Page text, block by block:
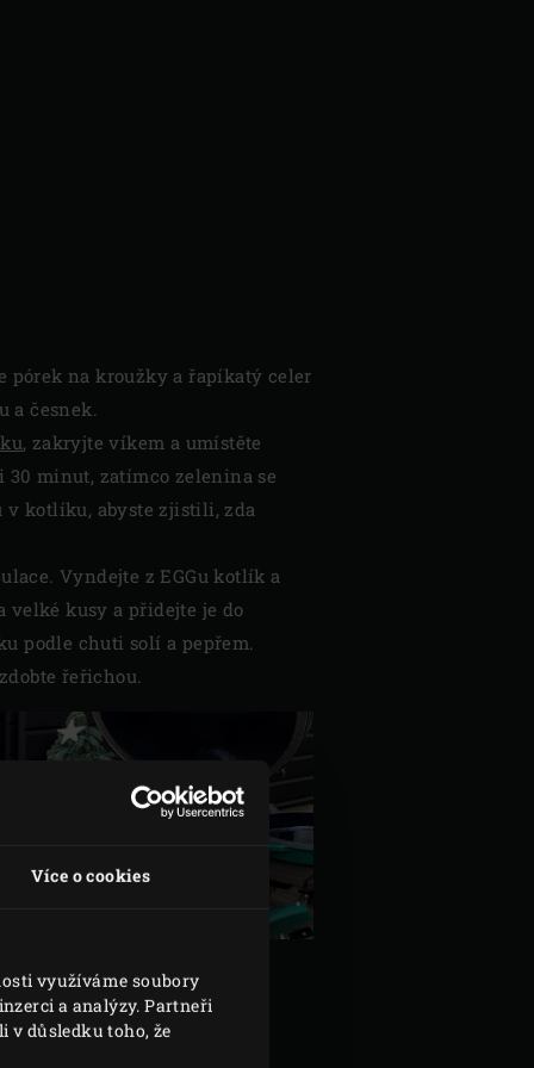
Více o cookies
využíváme soubory
a analýzy. Partneři
důsledku toho, že
pórek na kroužky a řapíkatý celer
a česnek.
, zakryjte víkem a umístěte
minut, zatímco zelenina se
v kotlíku, abyste zjistili, zda
Vyndejte z EGGu kotlík a
velké kusy a přidejte je do
podle chuti solí a pepřem.
řeřichou.